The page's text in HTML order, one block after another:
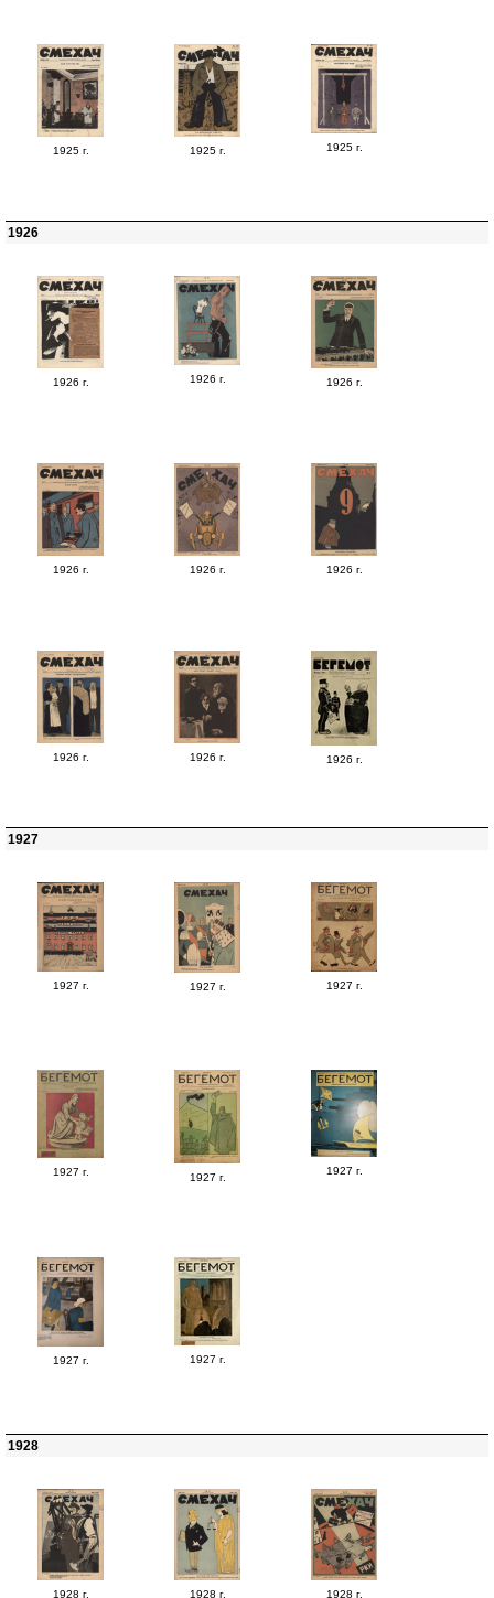
1925 г. 1925 г. 1925 г.
1926
1926 г. 1926 г. 1926 г.
1926 г. 1926 г. 1926 г.
1926 г. 1926 г. 1926 г.
1927
1927 г. 1927 г. 1927 г.
1927 г. 1927 г.
1927 г.
1927 г. 1927 г.
1928
1928 г. 1928 г. 1928 г.